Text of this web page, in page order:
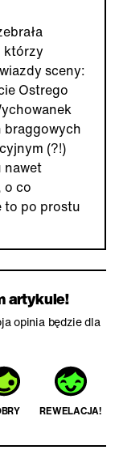
którzy
sceny:
Ostrego
braggowych
(?!)
nawet
o co
to po prostu
artykule!
opinia będzie dla
REWELACJA!